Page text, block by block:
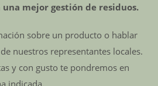
mejor gestión de residuos.
sobre un producto o hablar
nuestros representantes locales.
y con gusto te pondremos en
indicada.